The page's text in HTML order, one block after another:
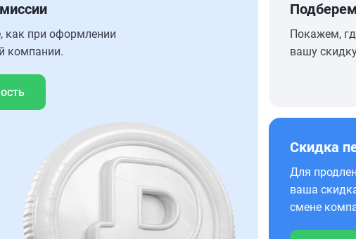
как при оформлении
компании.
Покажем,
вашу
Скидка
Для
ваша
смене